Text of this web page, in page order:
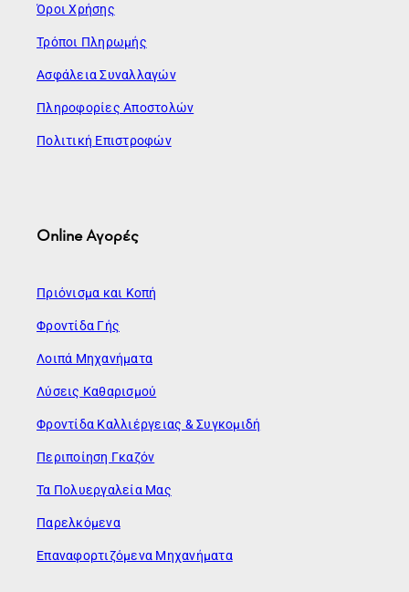
Όροι Χρήσης
Τρόποι Πληρωμής
Ασφάλεια Συναλλαγών
Πληροφορίες Αποστολών
Πολιτική Επιστροφών
Online Αγορές
Πριόνισμα και Κοπή
Φροντίδα Γής
Λοιπά Μηχανήματα
Λύσεις Καθαρισμού
Φροντίδα Καλλιέργειας & Συγκομιδή
Περιποίηση Γκαζόν
Τα Πολυεργαλεία Μας
Παρελκόμενα
Επαναφορτιζόμενα Μηχανήματα